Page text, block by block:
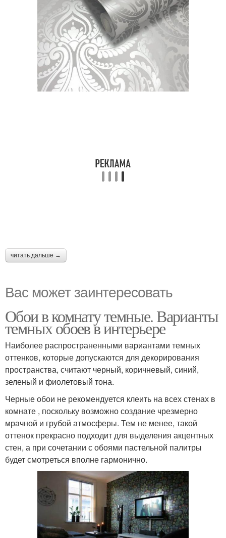
читать дальше →
Вас может заинтересовать
Обои в комнату темные. Варианты
темных обоев в интерьере
Наиболее распространенными вариантами темных
оттенков, которые допускаются для декорирования
пространства, считают черный, коричневый, синий,
зеленый и фиолетовый тона.
Черные обои не рекомендуется клеить на всех стенах в
комнате , поскольку возможно создание чрезмерно
мрачной и грубой атмосферы. Тем не менее, такой
оттенок прекрасно подходит для выделения акцентных
стен, а при сочетании с обоями пастельной палитры
будет смотреться вполне гармонично.